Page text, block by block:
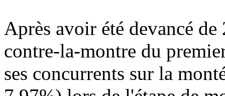
Après avoir été devancé
contre-la-montre du
ses concurrents sur la